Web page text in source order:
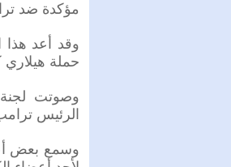
مؤكدة ضد
وقد أعد هذا
حملة هيلاري
وصوتت لجنة
الرئيس
وسمع بعض